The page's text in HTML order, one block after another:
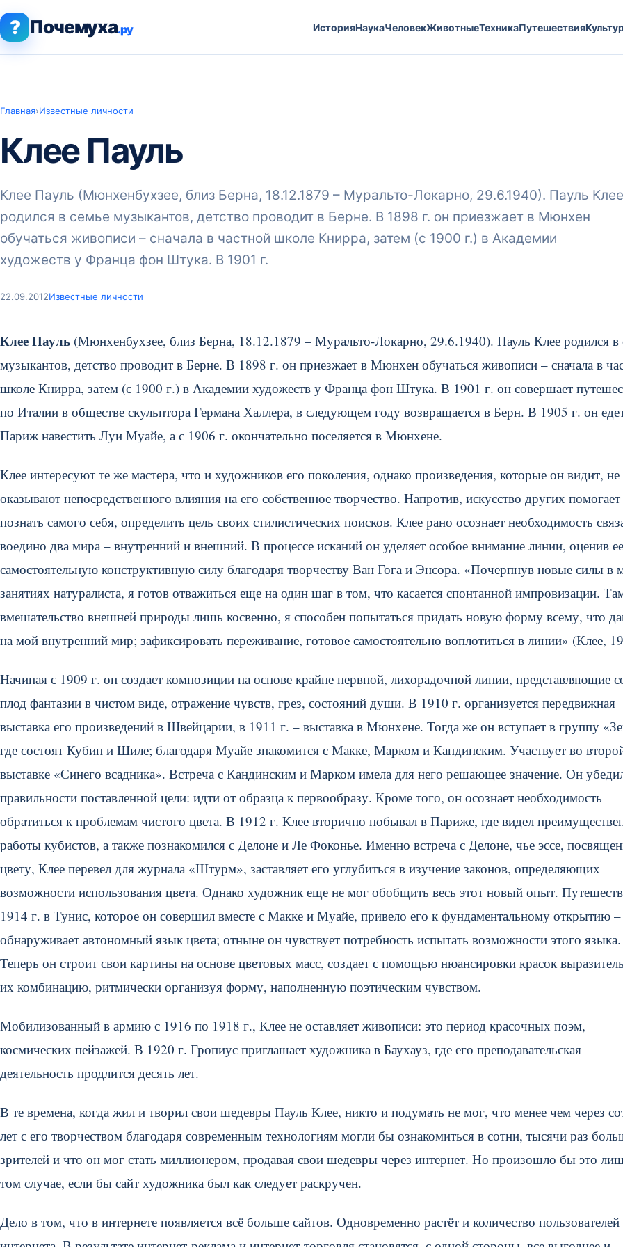
? Почемуха.ру ИсторияНаукаЧеловекЖивотныеТехникаПутешествия
Главная›Известные личности
Клее Пауль
Клее Пауль (Мюнхенбухзее, близ Берна, 18.12.1879 – Муральто-Локарно, 29.6.1940). Пауль Клее
родился в семье музыкантов, детство проводит в Берне. В 1898 г. он приезжает в Мюнхен
обучаться живописи – сначала в частной школе Книрра, затем (с 1900 г.) в Академии
художеств у Франца фон Штука. В 1901 г.
22.09.2012Известные личности
Клее Пауль (Мюнхенбухзее, близ Берна, 18.12.1879 – Муральто-Локарно, 29.6.1940). Пауль Клее родился в
музыкантов, детство проводит в Берне. В 1898 г. он приезжает в Мюнхен обучаться живописи – сначала в
школе Книрра, затем (с 1900 г.) в Академии художеств у Франца фон Штука. В 1901 г. он совершает
по Италии в обществе скульптора Германа Халлера, в следующем году возвращается в Берн. В 1905 г. он
Париж навестить Луи Муайе, а с 1906 г. окончательно поселяется в Мюнхене.
Клее интересуют те же мастера, что и художников его поколения, однако произведения, которые он видит, не
оказывают непосредственного влияния на его собственное творчество. Напротив, искусство других
познать самого себя, определить цель своих стилистических поисков. Клее рано осознает необходимость
воедино два мира – внутренний и внешний. В процессе исканий он уделяет особое внимание линии, оценив ее
самостоятельную конструктивную силу благодаря творчеству Ван Гога и Энсора. «Почерпнув новые силы в
занятиях натуралиста, я готов отважиться еще на один шаг в том, что касается спонтанной импровизации.
вмешательство внешней природы лишь косвенно, я способен попытаться придать новую форму всему, что
на мой внутренний мир; зафиксировать переживание, готовое самостоятельно воплотиться в линии» (Клее,
Начиная с 1909 г. он создает композиции на основе крайне нервной, лихорадочной линии, представляющие
плод фантазии в чистом виде, отражение чувств, грез, состояний души. В 1910 г. организуется передвижная
выставка его произведений в Швейцарии, в 1911 г. – выставка в Мюнхене. Тогда же он вступает в группу
где состоят Кубин и Шиле; благодаря Муайе знакомится с Макке, Марком и Кандинским. Участвует во
выставке «Синего всадника». Встреча с Кандинским и Марком имела для него решающее значение. Он
правильности поставленной цели: идти от образца к первообразу. Кроме того, он осознает необходимость
обратиться к проблемам чистого цвета. В 1912 г. Клее вторично побывал в Париже, где видел
работы кубистов, а также познакомился с Делоне и Ле Фоконье. Именно встреча с Делоне, чье эссе,
цвету, Клее перевел для журнала «Штурм», заставляет его углубиться в изучение законов, определяющих
возможности использования цвета. Однако художник еще не мог обобщить весь этот новый опыт.
1914 г. в Тунис, которое он совершил вместе с Макке и Муайе, привело его к фундаментальному открытию
обнаруживает автономный язык цвета; отныне он чувствует потребность испытать возможности этого языка.
Теперь он строит свои картины на основе цветовых масс, создает с помощью нюансировки красок
их комбинацию, ритмически организуя форму, наполненную поэтическим чувством.
Мобилизованный в армию с 1916 по 1918 г., Клее не оставляет живописи: это период красочных поэм,
космических пейзажей. В 1920 г. Гропиус приглашает художника в Баухауз, где его преподавательская
деятельность продлится десять лет.
В те времена, когда жил и творил свои шедевры Пауль Клее, никто и подумать не мог, что менее чем через
лет с его творчеством благодаря современным технологиям могли бы ознакомиться в сотни, тысячи раз
зрителей и что он мог стать миллионером, продавая свои шедевры через интернет. Но произошло бы это
том случае, если бы сайт художника был как следует раскручен.
Дело в том, что в интернете появляется всё больше сайтов. Одновременно растёт и количество пользователей